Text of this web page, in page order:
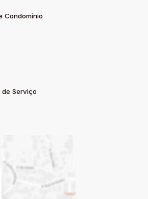
Condomínio
de Serviço